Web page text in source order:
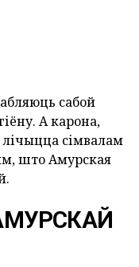
сабой
А карона,
сімвалам
што Амурская